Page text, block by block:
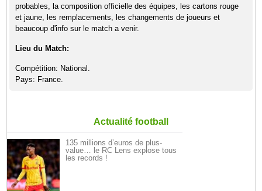
probables, la composition officielle des équipes, les cartons rouge
et jaune, les remplacements, les changements de joueurs et
beaucoup d'info sur le match a venir.
Lieu du Match:
Compétition: National.
Pays: France.
Actualité football
135 millions d’euros de plus-
value… le RC Lens explose tous
les records !